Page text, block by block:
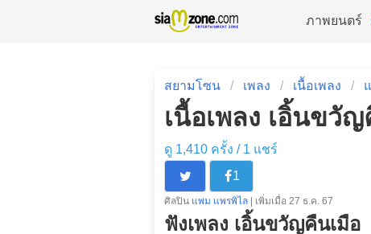
ภาพยนตร์
สยามโซน เพลง เนื้อเพลง
เนื้อเพลง เอิ้นขวั
ดู 1,410 ครั้ง / 1 แชร์
1
ศิลปิน แพม แพรพิไล | เพิ่มเมื่อ 27 ธ.ค. 67
ฟังเพลง เอิ้นขวัญคืนเมือ